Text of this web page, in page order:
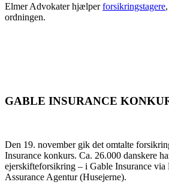
Elmer Advokater hjælperforsikringstagere
ordningen.
GABLE INSURANCE
Den 19. november gik det omtalte
Insurance konkurs. Ca. 26.000 danskere
ejerskifteforsikring – i Gable Insurance via
Assurance Agentur (Husejerne).